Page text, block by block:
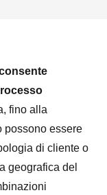
fino alla
possono essere
di cliente o
geografica del